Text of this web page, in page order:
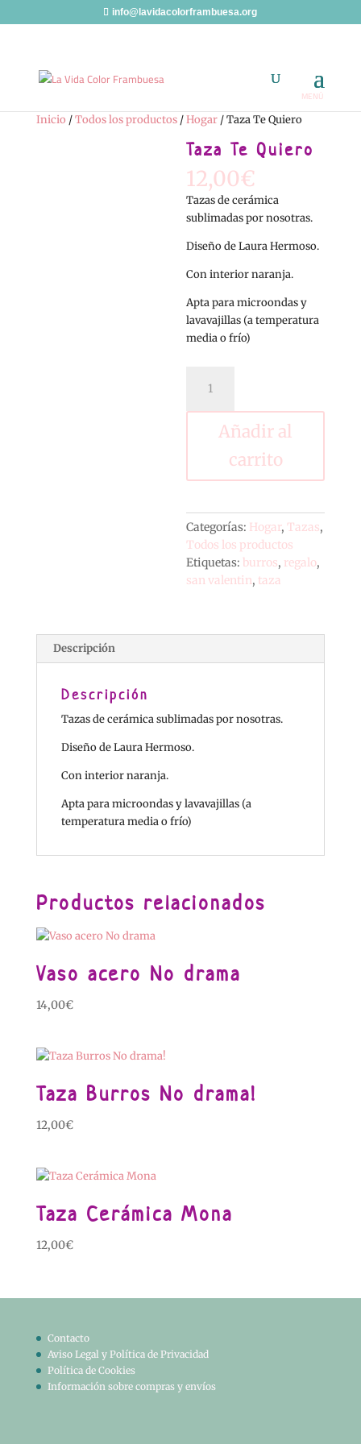
info@lavidacolorframbuesa.org
Inicio /Todos los productos/Hogar/ Taza Te Quiero
Taza Te Quiero
12,00€
Tazas de cerámica
sublimadas por nosotras.
Diseño de Laura Hermoso.
Con interior naranja.
Apta para microondas y
lavavajillas (a temperatura
media o frío)
Quiero
cantidadAñadir al
carrito
Categorías: Hogar,Tazas,
Todos los productos
Etiquetas: burros, regalo,
san valentin, taza
Descripción
Descripción
Tazas de cerámica sublimadas por nosotras.
Diseño de Laura Hermoso.
Con interior naranja.
Apta para microondas y lavavajillas (a
temperatura media o frío)
Productos relacionados
Vaso acero No drama
14,00€
Taza Burros No drama!
12,00€
Taza Cerámica Mona
12,00€
Contacto
Aviso Legal y Política de Privacidad
Política de Cookies
Información sobre compras y envíos